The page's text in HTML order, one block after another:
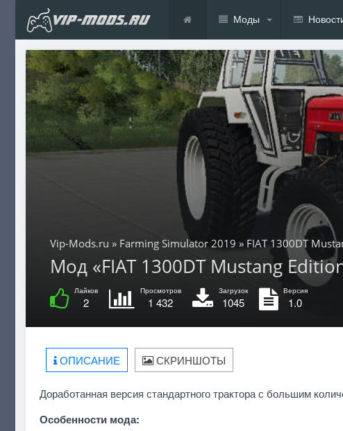
Моды
Vip-Mods.ru » Farming Simulator 2019 » FIAT 1300DT
Мод «FIAT 1300DT Mustang
Лайков
2
Просмотров
1 432
Загрузок
1045
Версия
1.0
ОПИСАНИЕ СКРИНШОТЫ
Доработанная версия стандартного трактора с большим
Особенности мода: